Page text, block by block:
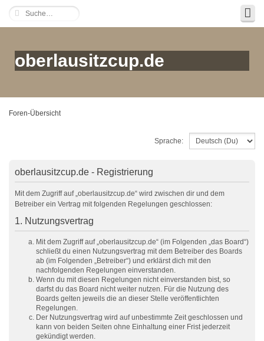
oberlausitzcup.de
Foren-Übersicht
Sprache:
oberlausitzcup.de - Registrierung
Mit dem Zugriff auf „oberlausitzcup.de“ wird zwischen dir und dem
Betreiber ein Vertrag mit folgenden Regelungen geschlossen:
1. Nutzungsvertrag
Mit dem Zugriff auf „oberlausitzcup.de“ (im Folgenden „das Board“)
schließt du einen Nutzungsvertrag mit dem Betreiber des Boards
ab (im Folgenden „Betreiber“) und erklärst dich mit den
nachfolgenden Regelungen einverstanden.
Wenn du mit diesen Regelungen nicht einverstanden bist, so
darfst du das Board nicht weiter nutzen. Für die Nutzung des
Boards gelten jeweils die an dieser Stelle veröffentlichten
Regelungen.
Der Nutzungsvertrag wird auf unbestimmte Zeit geschlossen und
kann von beiden Seiten ohne Einhaltung einer Frist jederzeit
gekündigt werden.